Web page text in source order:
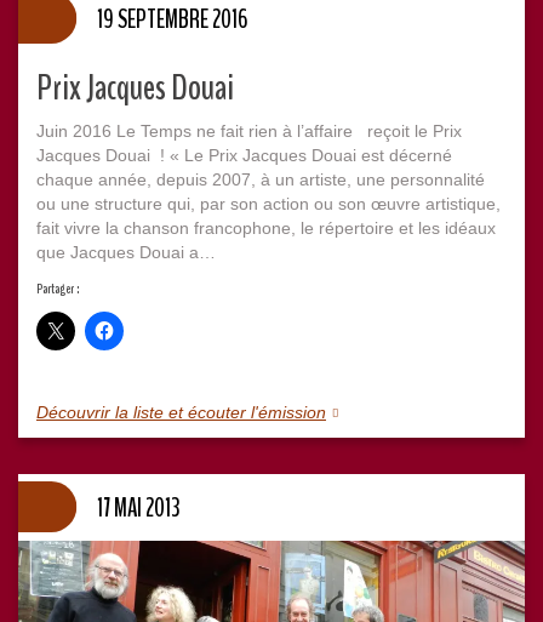
Prix Jacques Douai
Juin 2016 Le Temps ne fait rien à l’affaire reçoit le Prix
Jacques Douai ! « Le Prix Jacques Douai est décerné
chaque année, depuis 2007, à un artiste, une personnalité
ou une structure qui, par son action ou son œuvre artistique,
fait vivre la chanson francophone, le répertoire et les idéaux
que Jacques Douai a…
Partager :
Découvrir la liste et écouter l'émission
19 SEPTEMBRE 2016
17 MAI 2013